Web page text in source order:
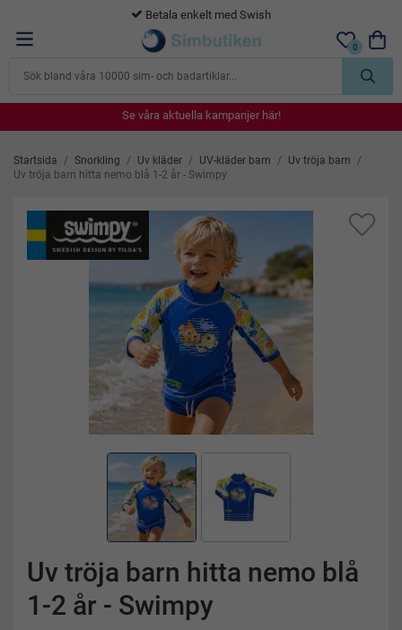
365 dagars öppet köp
0
Se våra aktuella kampanjer här!
Se våra aktuella kampanjer här!
Se våra aktuella kampanjer här!
Se våra aktuella kampanjer här!
Startsida / Snorkling / Uv kläder / UV-kläder barn / Uv tröja barn
/
Uv tröja barn hitta nemo blå 1-2 år - Swimpy
Uv tröja barn hitta nemo blå
1-2 år - Swimpy